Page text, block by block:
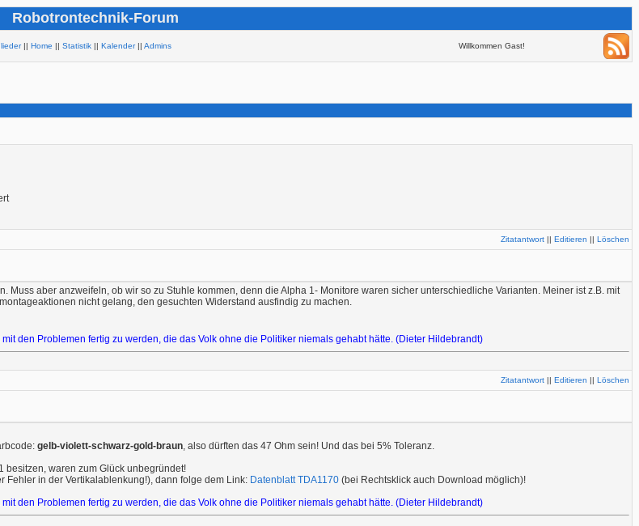
Robotrontechnik-Forum
|| Home || Statistik|| Kalender|| Admins Willkommen Gast!
Zitatantwort || Editieren || Löschen
Muss aber anzweifeln, ob wir so zu Stuhle kommen, denn die Alpha 1- Monitore waren sicher unterschiedliche Varianten. Meiner ist z.B. mit
nicht gelang, den gesuchten Widerstand ausfindig zu machen.
den Problemen fertig zu werden, die das Volk ohne die Politiker niemals gehabt hätte. (Dieter Hildebrandt)
Zitatantwort || Editieren || Löschen
gelb-violett-schwarz-gold-braun, also dürften das 47 Ohm sein! Und das bei 5% Toleranz.
besitzen, waren zum Glück unbegründet!
Fehler in der Vertikalablenkung!), dann folge dem Link: Datenblatt TDA1170 (bei Rechtsklick auch Download möglich)!
den Problemen fertig zu werden, die das Volk ohne die Politiker niemals gehabt hätte. (Dieter Hildebrandt)